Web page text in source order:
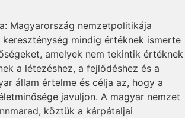
Magyarország nemzetpolitikája
kereszténység mindig értéknek ismerte
amelyek nem tekintik értéknek
a létezéshez, a fejlődéshez és a
állam értelme és célja az, hogy a
javuljon. A magyar nemzet
köztük a kárpátaljai